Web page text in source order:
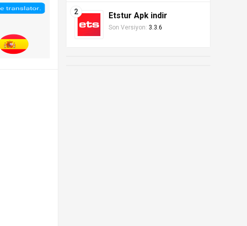
Etstur Apk indir
Son Versiyon: 3.3.6